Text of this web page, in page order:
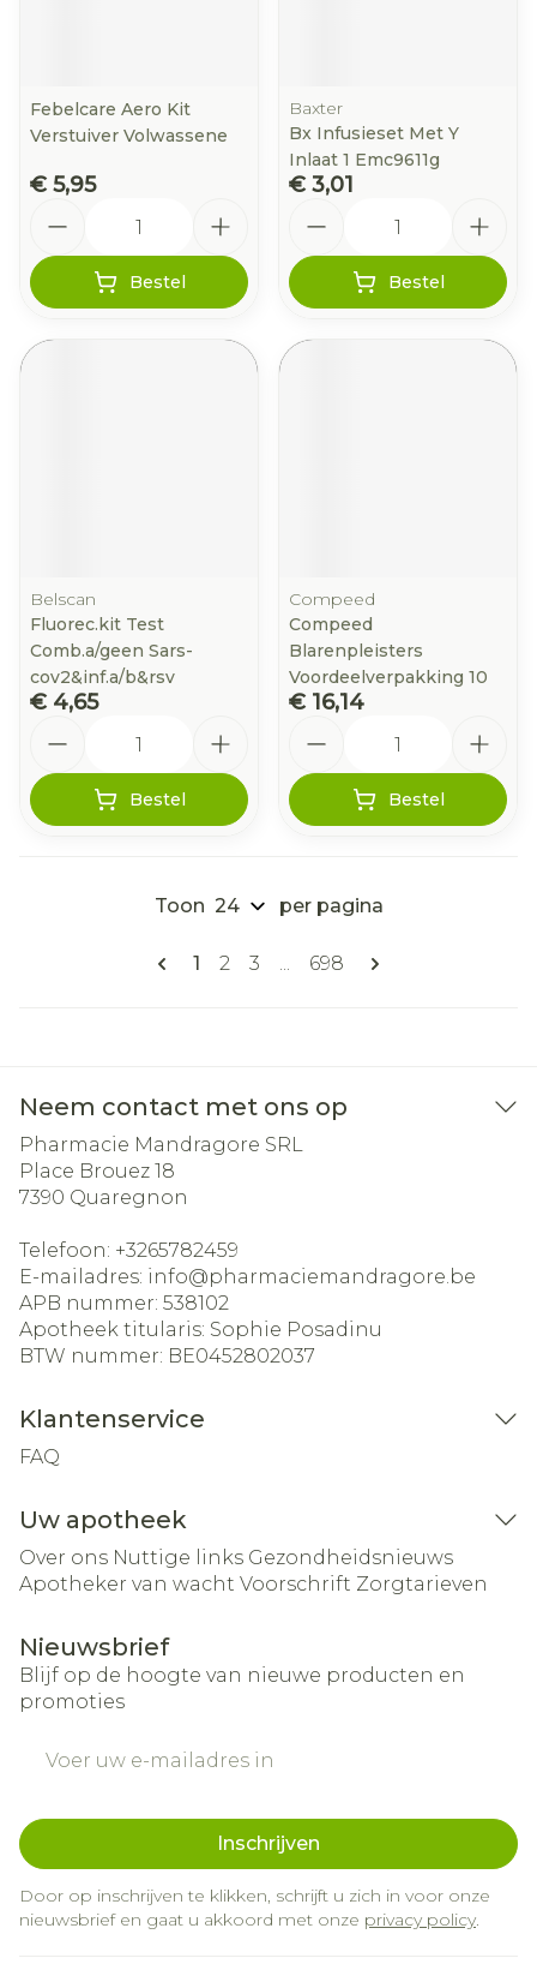
Febelcare Aero Kit
Verstuiver Volwassene
€ 5,95
Bestel
Baxter
Bx Infusieset Met Y
Inlaat 1 Emc9611g
€ 3,01
Bestel
Belscan
Fluorec.kit Test
Comb.a/geen Sars-
cov2&inf.a/b&rsv
€ 4,65
Bestel
Compeed
Compeed
Blarenpleisters
Voordeelverpakking 10
€ 16,14
Bestel
Pagina's
U lees momenteel pagina
1 Pagina
2 Pagina
3 ... Pagina
698
Toon per pagina
Neem contact met ons op
Pharmacie Mandragore SRL
Place Brouez 18
7390 Quaregnon
Telefoon: +3265782459
E-mailadres: info@pharmaciemandragore.be
APB nummer: 538102
Apotheek titularis: Sophie Posadinu
BTW nummer: BE0452802037
Klantenservice
FAQ
Uw apotheek
Over ons Nuttige links Gezondheidsnieuws
Apotheker van wacht Voorschrift Zorgtarieven
Nieuwsbrief
Blijf op de hoogte van nieuwe producten en
promoties
Inschrijven
Door op inschrijven te klikken, schrijft u zich in voor onze
nieuwsbrief en gaat u akkoord met onze privacy policy.